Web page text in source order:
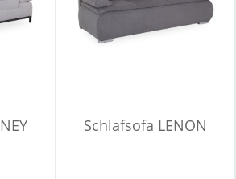
Schlafsofa LENON